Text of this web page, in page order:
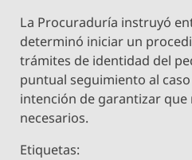
La Procuraduría instruyó
determinó iniciar un
trámites de identidad del
puntual seguimiento al
intención de garantizar que
necesarios.
Etiquetas: